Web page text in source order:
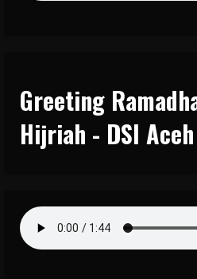
Greeting
Hijriah - DSI Aceh